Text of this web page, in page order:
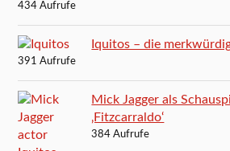
434 Aufrufe
Iquitos – die
391 Aufrufe
Mick Jagger als
‚Fitzcarraldo‘
384 Aufrufe